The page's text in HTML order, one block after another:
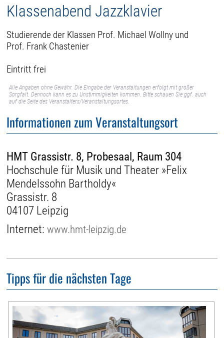
Klassenabend Jazzklavier
Studierende der Klassen Prof. Michael Wollny und
Prof. Frank Chastenier
Eintritt frei
Alle Angaben ohne Gewähr. Die Eingabe der Veranstaltungen erfolgt mit großer
Sorgfalt. Dennoch kann es zu Unstimmigkeiten kommen. Bitte schauen Sie ggf. auch
auf die Seite des Veranstalters/Veranstaltungsortes.
Informationen zum Veranstaltungsort
HMT Grassistr. 8, Probesaal, Raum 304
Hochschule für Musik und Theater »Felix
Mendelssohn Bartholdy«
Grassistr. 8
04107 Leipzig
Internet:www.hmt-leipzig.de
Tipps für die nächsten Tage